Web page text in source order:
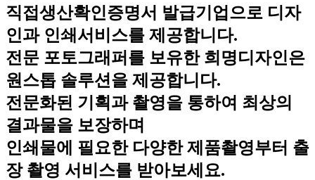
직접생산확인증명서 발급기업으로 디자
인과 인쇄서비스를 제공합니다.
전문 포토그래퍼를 보유한 희명디자인은
원스톱 솔루션을 제공합니다.
전문화된 기획과 촬영을 통하여 최상의
결과물을 보장하며
인쇄물에 필요한 다양한 제품촬영부터 출
장 촬영 서비스를 받아보세요.